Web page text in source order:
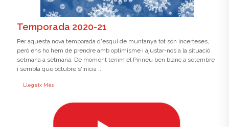
Temporada 2020-21
Per aquesta nova temporada d'esquí de muntanya tot són incerteses,
però ens ho hem de prendre amb optimisme i ajustar-nos a la situació
setmana a setmana. De moment tenim el Pirineu ben blanc a setembre
i sembla que octubre s'inicia ...
Llegeix Més